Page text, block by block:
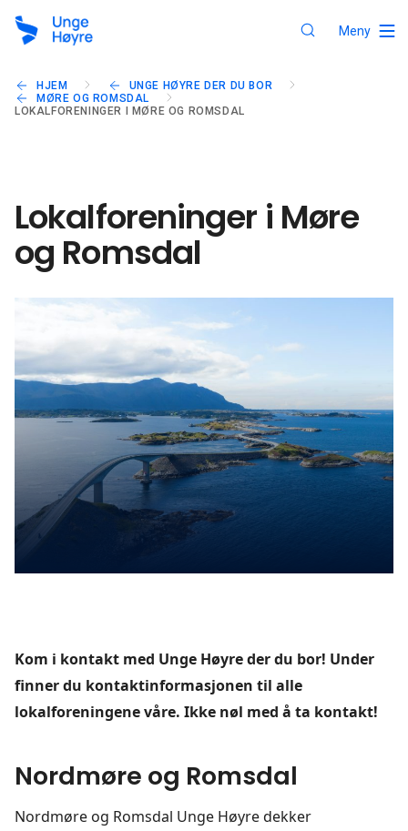
Meny
HJEM
UNGE HØYRE DER DU BOR
MØRE OG ROMSDAL
LOKALFORENINGER I MØRE OG ROMSDAL
Lokalforeninger i Møre
og Romsdal
Kom i kontakt med Unge Høyre der du bor! Under
finner du kontaktinformasjonen til alle
lokalforeningene våre. Ikke nøl med å ta kontakt!
Nordmøre og Romsdal
Nordmøre og Romsdal Unge Høyre dekker